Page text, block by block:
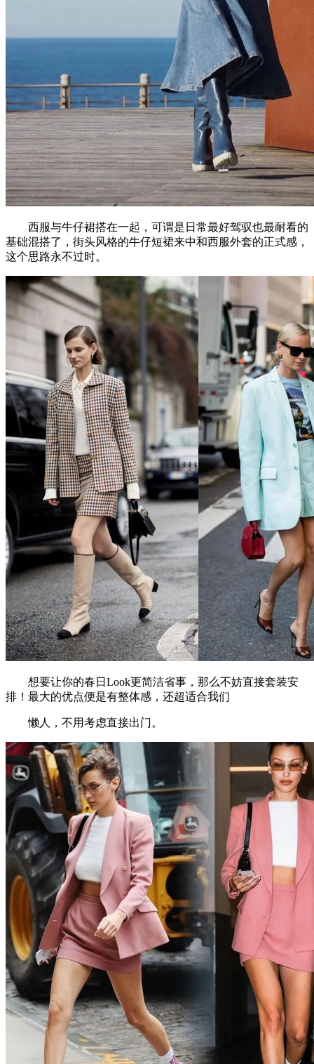
西服与牛仔裙搭在一起，可谓是日常最好驾驭也最耐看的
基础混搭了，街头风格的牛仔短裙来中和西服外套的正式感，
这个思路永不过时。
想要让你的春日Look更简洁省事，那么不妨直接套装安
排！最大的优点便是有整体感，还超适合我们
懒人，不用考虑直接出门。